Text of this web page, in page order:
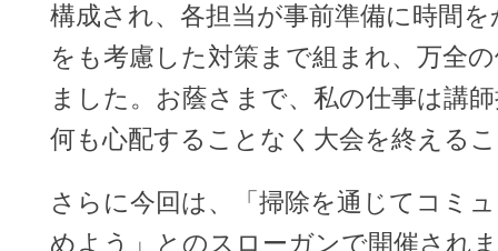
構成され、各担当が事前準備に時間
をも考慮した対策まで組まれ、万全
ました。お蔭さまで、私の仕事は講
何も心配することなく大会を終える
さらに今回は、「掃除を通じてコミ
めよう」とのスローガンで開催され